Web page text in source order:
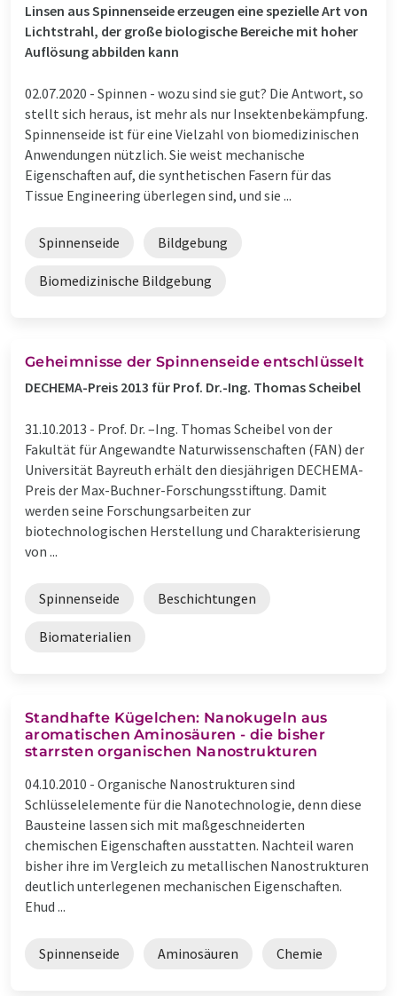
Linsen aus Spinnenseide erzeugen eine spezielle Art von
Lichtstrahl, der große biologische Bereiche mit hoher
Auflösung abbilden kann
02.07.2020 - Spinnen - wozu sind sie gut? Die Antwort, so
stellt sich heraus, ist mehr als nur Insektenbekämpfung.
Spinnenseide ist für eine Vielzahl von biomedizinischen
Anwendungen nützlich. Sie weist mechanische
Eigenschaften auf, die synthetischen Fasern für das
Tissue Engineering überlegen sind, und sie ...
Spinnenseide Bildgebung
Biomedizinische Bildgebung
Geheimnisse der Spinnenseide entschlüsselt
DECHEMA-Preis 2013 für Prof. Dr.-Ing. Thomas Scheibel
31.10.2013 - Prof. Dr. –Ing. Thomas Scheibel von der
Fakultät für Angewandte Naturwissenschaften (FAN) der
Universität Bayreuth erhält den diesjährigen DECHEMA-
Preis der Max-Buchner-Forschungsstiftung. Damit
werden seine Forschungsarbeiten zur
biotechnologischen Herstellung und Charakterisierung
von ...
Spinnenseide Beschichtungen
Biomaterialien
Standhafte Kügelchen: Nanokugeln aus
aromatischen Aminosäuren - die bisher
starrsten organischen Nanostrukturen
04.10.2010 - Organische Nanostrukturen sind
Schlüsselelemente für die Nanotechnologie, denn diese
Bausteine lassen sich mit maßgeschneiderten
chemischen Eigenschaften ausstatten. Nachteil waren
bisher ihre im Vergleich zu metallischen Nanostrukturen
deutlich unterlegenen mechanischen Eigenschaften.
Ehud ...
Spinnenseide Aminosäuren Chemie